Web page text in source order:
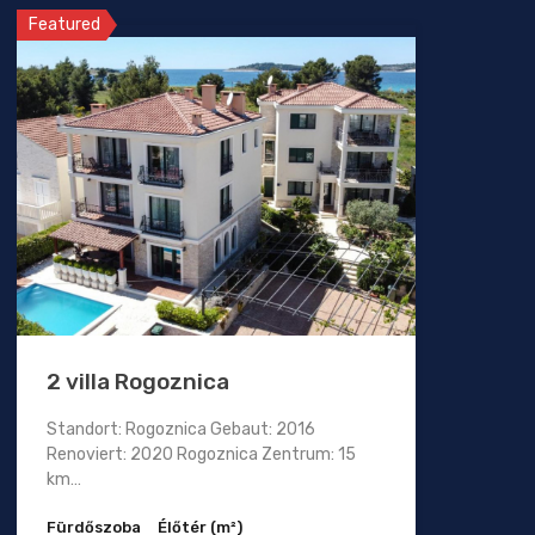
Featured
2 villa Rogoznica
Standort: Rogoznica Gebaut: 2016
Renoviert: 2020 Rogoznica Zentrum: 15
km…
Fürdőszoba Élőtér (m²)